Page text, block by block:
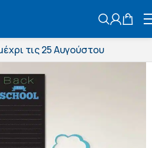
τις 25 Αυγούστου
μεταφορικά
αποστολή
παράδοση
τις 25 Αυγούστου
μεταφορικά
αποστολή
παράδοση